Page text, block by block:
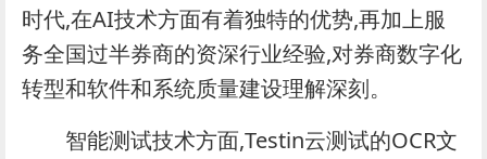
时代,在AI技术方面有着独特的优势,再加上服
务全国过半券商的资深行业经验,对券商数字化
转型和软件和系统质量建设理解深刻。
智能测试技术方面,Testin云测试的OCR文